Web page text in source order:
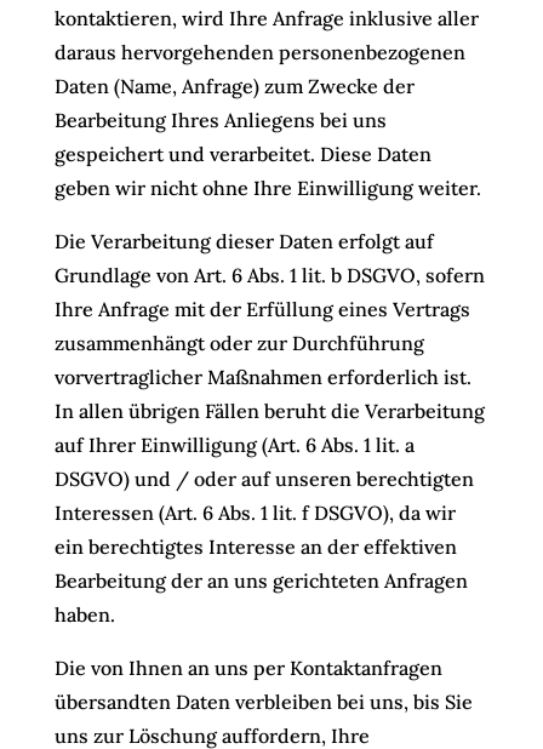
kontaktieren, wird Ihre Anfrage inklusive aller
daraus hervorgehenden personenbezogenen
Daten (Name, Anfrage) zum Zwecke der
Bearbeitung Ihres Anliegens bei uns
gespeichert und verarbeitet. Diese Daten
geben wir nicht ohne Ihre Einwilligung weiter.
Die Verarbeitung dieser Daten erfolgt auf
Grundlage von Art. 6 Abs. 1 lit. b DSGVO, sofern
Ihre Anfrage mit der Erfüllung eines Vertrags
zusammenhängt oder zur Durchführung
vorvertraglicher Maßnahmen erforderlich ist.
In allen übrigen Fällen beruht die Verarbeitung
auf Ihrer Einwilligung (Art. 6 Abs. 1 lit. a
DSGVO) und / oder auf unseren berechtigten
Interessen (Art. 6 Abs. 1 lit. f DSGVO), da wir
ein berechtigtes Interesse an der effektiven
Bearbeitung der an uns gerichteten Anfragen
haben.
Die von Ihnen an uns per Kontaktanfragen
übersandten Daten verbleiben bei uns, bis Sie
uns zur Löschung auffordern, Ihre